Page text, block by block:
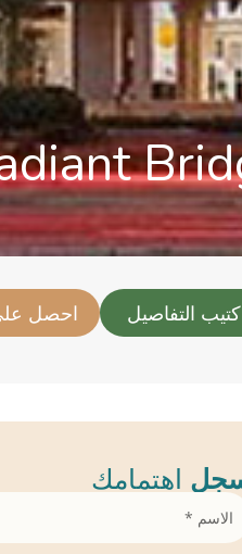
التفاصيل احصل
اهتمامك